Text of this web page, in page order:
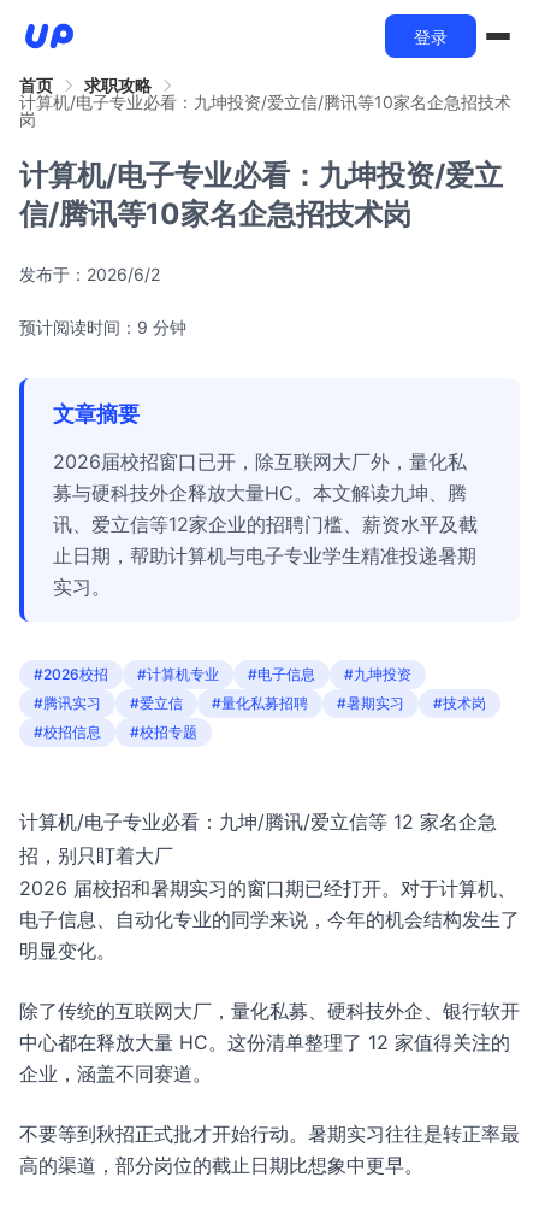
登录
首页
求职攻略
计算机/电子专业必看：九坤投资/爱立信/腾讯等10家名企急招技术
岗
计算机/电子专业必看：九坤投资/爱立
信/腾讯等10家名企急招技术岗
发布于： 2026/6/2
预计阅读时间：9 分钟
文章摘要
2026届校招窗口已开，除互联网大厂外，量化私
募与硬科技外企释放大量HC。本文解读九坤、腾
讯、爱立信等12家企业的招聘门槛、薪资水平及截
止日期，帮助计算机与电子专业学生精准投递暑期
实习。
#2026校招 #计算机专业 #电子信息
#九坤投资
#腾讯实习
#爱立信 #量化私募招聘 #暑期实习
#技术岗
#校招信息
#校招专题
计算机/电子专业必看：九坤/腾讯/爱立信等 12 家名企急
招，别只盯着大厂
2026 届校招和暑期实习的窗口期已经打开。对于计算机、
电子信息、自动化专业的同学来说，今年的机会结构发生了
明显变化。
除了传统的互联网大厂，量化私募、硬科技外企、银行软开
中心都在释放大量 HC。这份清单整理了 12 家值得关注的
企业，涵盖不同赛道。
不要等到秋招正式批才开始行动。暑期实习往往是转正率最
高的渠道，部分岗位的截止日期比想象中更早。